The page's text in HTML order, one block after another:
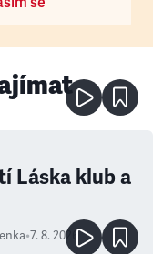
Láska klub a
•7. 8. 2026